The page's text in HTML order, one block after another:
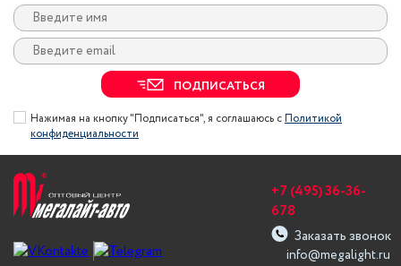
ПОДПИСАТЬСЯ
Нажимая на кнопку "Подписаться", я соглашаюсь сПолитикой
конфиденциальности
info@megalight.ru
+7 (495) 36-36-
678
Заказать звонок